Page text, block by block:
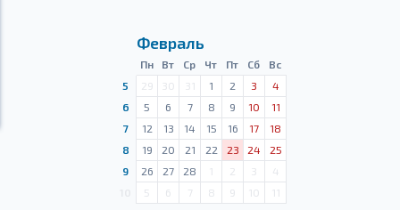
Февраль
Пн Вт Ср Чт Пт Сб
Вс
5
29 30 31 1 2 3
4
6
5 6 7 8 9 10
11
7
12 13 14 15 16 17
18
8
19 20 21 22 23 24
25
9
26 27 28 1 2 3
4
5 6 7 8 9 10 11